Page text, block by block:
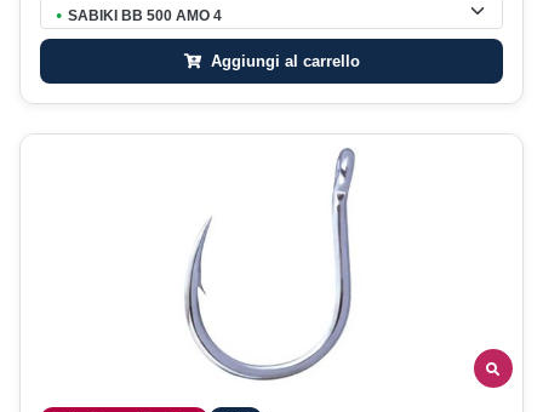
● SABIKI BB 500 AMO 4
Aggiungi al carrello